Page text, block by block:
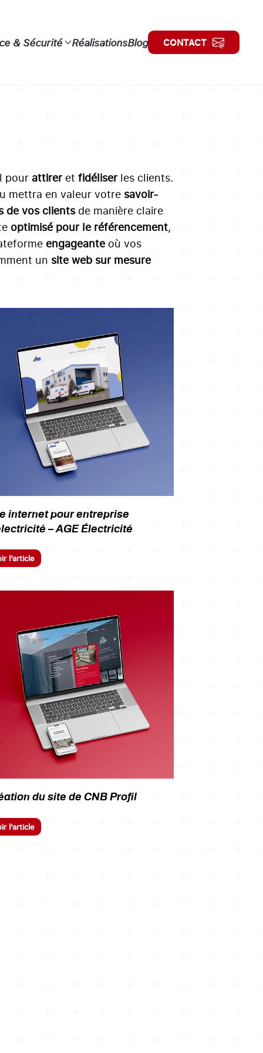
& Sécurité RéalisationsBlog CONTACT
pour attireret fidéliserles clients.
mettra en valeur votre savoir-
de vos clientsde manière claire
optimisé pour le référencement,
engageante où vos
un site web sur mesure
internet pour entreprise
– AGE Électricité
l’article
du site de CNB Profil
l’article